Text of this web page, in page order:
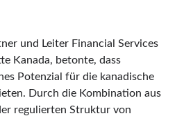
und Leiter Financial Services
Kanada, betonte, dass
Potenzial für die kanadische
Durch die Kombination aus
regulierten Struktur von